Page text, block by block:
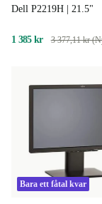
Dell P2219H | 21.5"
1 385 kr 3 377,11 kr
Bara ett fåtal kvar